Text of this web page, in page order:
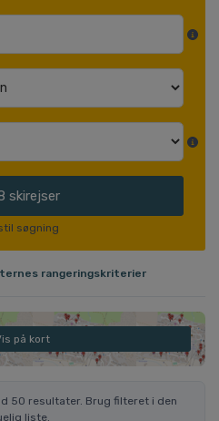
skirejser
søgning
rangeringskriterier
på kort
50 resultater. Brug filteret i den
liste.